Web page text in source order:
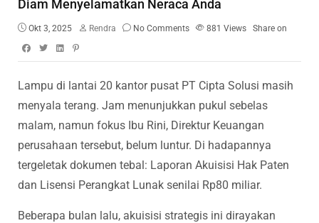
Diam Menyelamatkan Neraca Anda
Okt 3, 2025 Rendra No Comments 881 Views Share on
Lampu di lantai 20 kantor pusat PT Cipta Solusi masih
menyala terang. Jam menunjukkan pukul sebelas
malam, namun fokus Ibu Rini, Direktur Keuangan
perusahaan tersebut, belum luntur. Di hadapannya
tergeletak dokumen tebal: Laporan Akuisisi Hak Paten
dan Lisensi Perangkat Lunak senilai Rp80 miliar.
Beberapa bulan lalu, akuisisi strategis ini dirayakan